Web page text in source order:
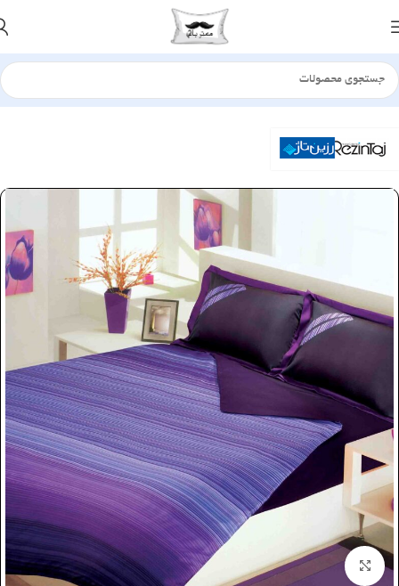
خانه سرویس لحاف ساتن
بزرگنمایی تصویر